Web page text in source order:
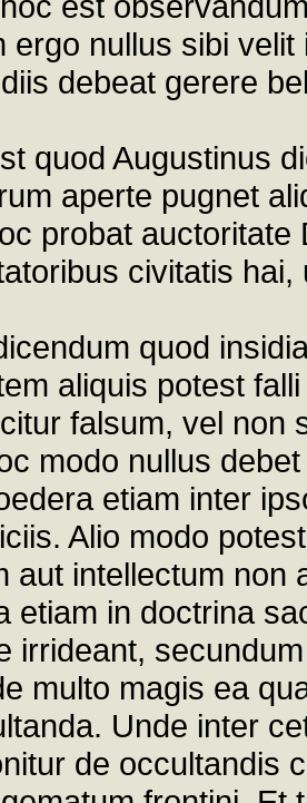
ergo nullus sibi
debeat gerere
quod Augustinus
aperte pugnet
probat
civitatis hai,
quod
aliquis potest
falsum, vel non
modo nullus
etiam inter
Alio modo
aut intellectum
etiam in doctrina
irrideant,
multo magis ea
Unde inter
de occultandis